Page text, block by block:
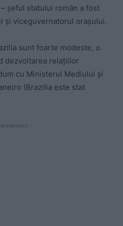
șeful statului român a fost
și viceguvernatorul orașului.
sunt foarte modeste, o
dezvoltarea relațiilor
cu Ministerul Mediului și
(Brazilia este stat
-